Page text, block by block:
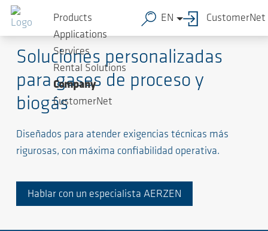
Soluciones de alto nivel para procesos exigentes
Soluciones personalizadas
para gases de proceso y
biogás
Diseñados para atender exigencias técnicas más
rigurosas, con máxima confiabilidad operativa.
Hablar con un especialista AERZEN
Products
Applications
Services
Rental Solutions
Company
CustomerNet
EN CustomerNet